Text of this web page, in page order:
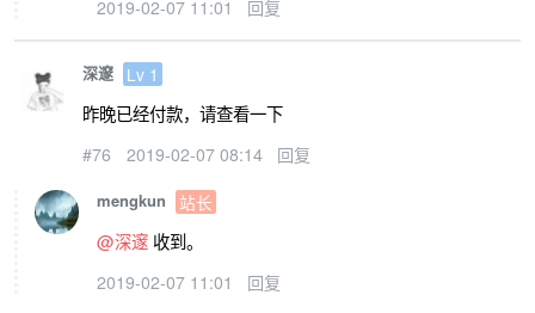
2019-02-07 11:01 回复
深邃 Lv 1
昨晚已经付款，请查看一下
#76 2019-02-07 08:14 回复
mengkun 站长
@深邃 收到。
2019-02-07 11:01 回复